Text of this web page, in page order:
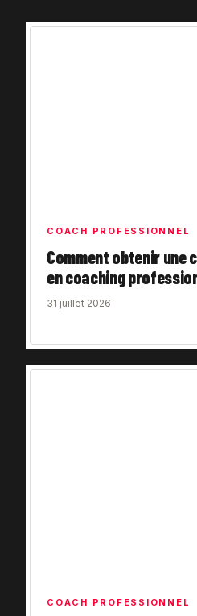
COACH PROFESSIONNEL
Comment obtenir une
en coaching
31 juillet 2026
COACH PROFESSIONNEL